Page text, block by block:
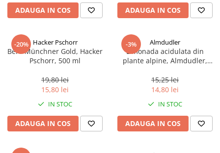
ADAUGA IN COS ADAUGA IN COS
-20% Hacker Pschorr
Bere Münchner Gold, Hacker
Pschorr, 500 ml
19,80 lei
15,80 lei
IN STOC
ADAUGA IN COS
-3% Almdudler
Limonada acidulata din
plante alpine, Almdudler,
15,25 lei
14,80 lei
IN STOC
ADAUGA IN COS